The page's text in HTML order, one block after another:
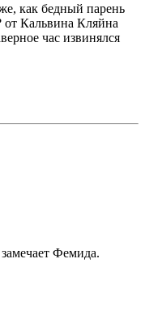
как бедный парень
от Кальвина Кляйна
час извинялся
Фемида.